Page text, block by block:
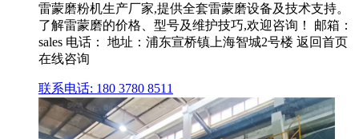
雷蒙磨粉机生产厂家,提供全套雷蒙磨设备及技术支持。
了解雷蒙磨的价格、型号及维护技巧,欢迎咨询！ 邮箱：
sales 电话： 地址：浦东宣桥镇上海智城2号楼 返回首页
在线咨询
联系电话: 180 3780 8511